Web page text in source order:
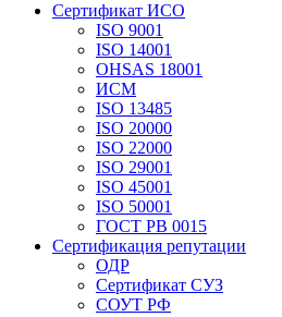
Сертификат ИСО
ISO 9001
ISO 14001
OHSAS 18001
ИСМ
ISO 13485
ISO 20000
ISO 22000
ISO 29001
ISO 45001
ISO 50001
ГОСТ РВ 0015
Сертификация репутации
ОДР
Сертификат СУЗ
СОУТ РФ